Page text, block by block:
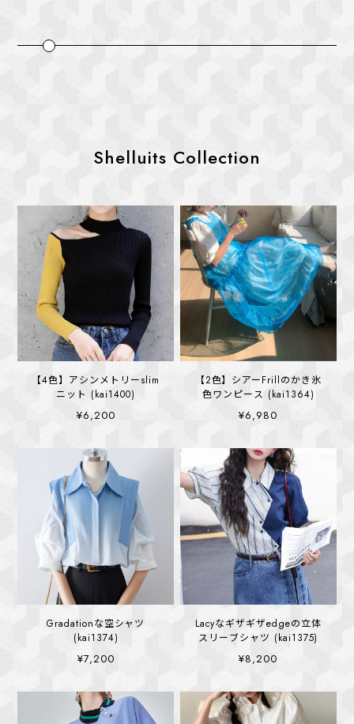
Shelluits Collection
【4色】アシンメトリーslim
ニット (kai1400)
¥6,200
【2色】シアーFrillのかき氷
色ワンピース (kai1364)
¥6,980
Gradationな空シャツ
(kai1374)
¥7,200
Lacyなギザギザedgeの立体
スリーブシャツ (kai1375)
¥8,200